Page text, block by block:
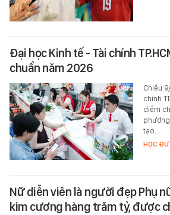
Đại học Kinh tế - Tài chính
chuẩn năm 2026
Chiều
chính
điểm
tạo…
HỌC
Nữ diễn viên là người đẹp Phụ
kim cương hàng trăm tỷ, được